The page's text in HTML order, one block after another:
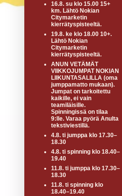
16.8. su klo 15.00 15+
km. Lähtö Nokian
Citymarketin
kierrätyspisteeltä.
19.8. ke klo 18.00 10+.
Lähtö Nokian
Citymarketin
kierrätyspisteeltä.
ANUN VETÄMÄT
VIIKKOJUMPAT NOKIAN
LIIKUNTASALILLA (oma
jumppamatto mukaan).
Jumpat on tarkoitettu
kaikille, ei vain
teamiläisille.
Spinningissä on tilaa
9:lle. Varaa pyörä Anulta
tekstiviestillä.
4.8. ti jumppa klo 17.30–
18.30
4.8. ti spinning klo 18.40–
19.40
11.8. ti jumppa klo 17.30–
18.30
11.8. ti spinning klo
18.40–19.40